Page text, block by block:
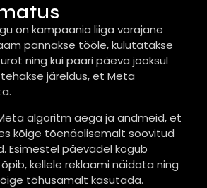
on kampaania liiga varajane
pannakse tööle, kulutatakse
ning kui paari päeva jooksul
järeldus, et Meta
algoritm aega ja andmeid, et
kõige tõenäolisemalt soovitud
Esimestel päevadel kogub
kellele reklaami näidata ning
tõhusamalt kasutada.